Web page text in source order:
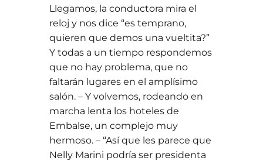
Llegamos, la conductora mira el
reloj y nos dice “es temprano,
quieren que demos una vueltita?”
Y todas a un tiempo respondemos
que no hay problema, que no
faltarán lugares en el amplísimo
salón. – Y volvemos, rodeando en
marcha lenta los hoteles de
Embalse, un complejo muy
hermoso. – “Así que les parece que
Nelly Marini podría ser presidenta